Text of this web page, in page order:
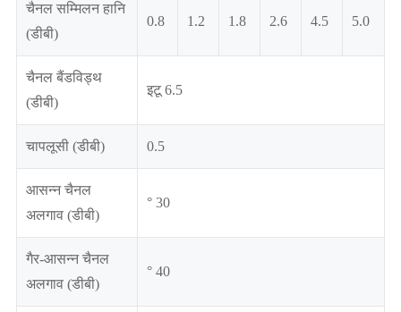
चैनल सम्मिलन हानि
(डीबी)
0.8 1.2 1.8 2.6 4.5 5.0
चैनल बैंडविड्थ
(डीबी)
इटू 6.5
चापलूसी (डीबी) 0.5
आसन्न चैनल
अलगाव (डीबी)
° 30
गैर-आसन्न चैनल
अलगाव (डीबी)
° 40